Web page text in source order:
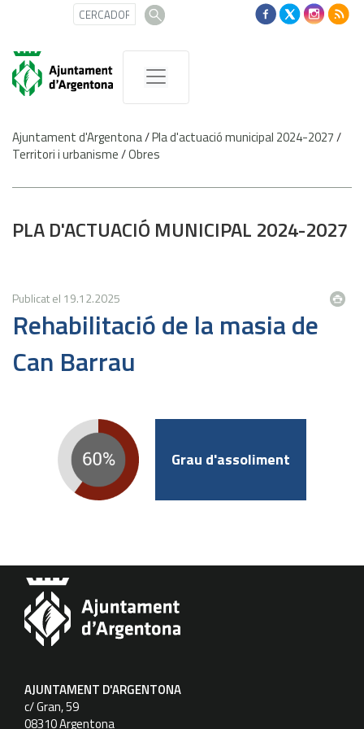
Ajuntament d'Argentona/Pla d'actuació municipal 2024-2027/
Territori i urbanisme/Obres
PLA D'ACTUACIÓ MUNICIPAL 2024-2027
Publicat el 19.12.2025
Rehabilitació de la masia de
Can Barrau
Grau d'assoliment
AJUNTAMENT D'ARGENTONA
c/ Gran, 59
08310 Argentona